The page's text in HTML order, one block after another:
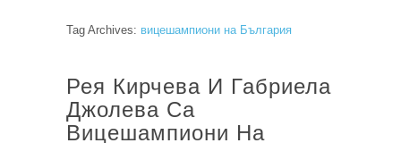
Tag Archives: вицешампиони на България
Рея Кирчева И Габриела
Джолева Са
Вицешампиони На